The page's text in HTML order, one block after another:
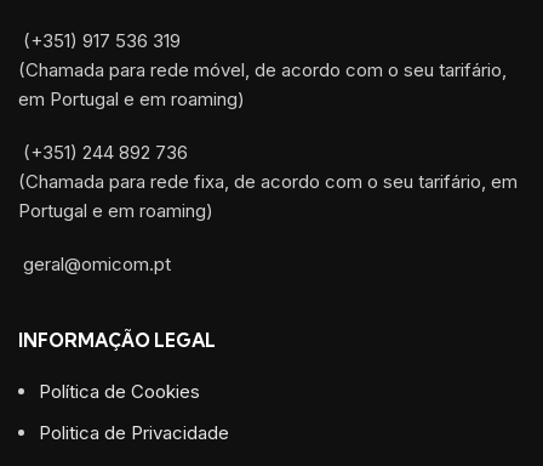
(+351) 917 536 319
(Chamada para rede móvel, de acordo com o seu tarifário,
em Portugal e em roaming)
(+351) 244 892 736
(Chamada para rede fixa, de acordo com o seu tarifário, em
Portugal e em roaming)
geral@omicom.pt
INFORMAÇÃO LEGAL
Política de Cookies
Politica de Privacidade